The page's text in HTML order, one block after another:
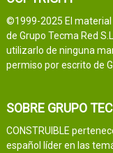
©1999-2025 El material
de Grupo Tecma Red
utilizarlo de ninguna
permiso por escrito de
SOBRE GRUPO
CONSTRUIBLE
español líder en las